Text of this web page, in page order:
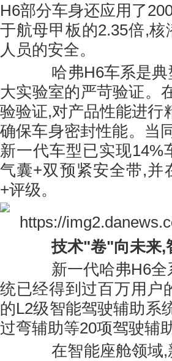
H6部分车身还应用了
于航母甲板的2.35倍,
人员的安全。
哈弗H6车系是典
大实验室的严苛验证
验验证,对产品性能进行
确保车身密封性能。当
新一代车型已实现14%
气囊+双预紧安全带,并
+评级。
技术"卷"向未来,
新一代哈弗H6全
统已经得到过百万用户
的L2级智能驾驶辅助系
过弯辅助等20项驾驶辅
在智能座舱领域,